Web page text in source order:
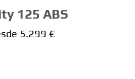
125 ABS
5.299 €